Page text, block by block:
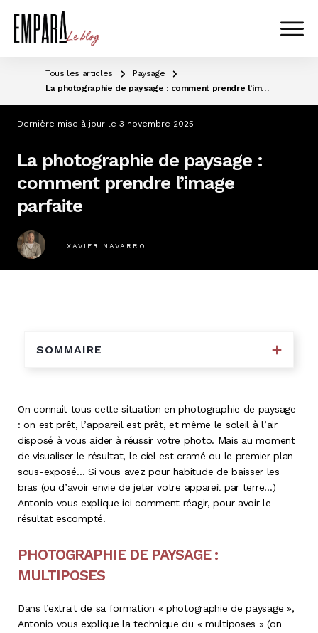
Tous les articles
Paysage
La photographie de paysage : comment prendre l’image parfaite
Dernière mise à jour le 3 novembre 2025
La photographie de paysage :
comment prendre l’image
parfaite
XAVIER NAVARRO
On connait tous cette situation en photographie de paysage
: on est prêt, l’appareil est prêt, et même le soleil à l’air
disposé à vous aider à réussir votre photo. Mais au moment
de visualiser le résultat, le ciel est cramé ou le premier plan
sous-exposé… Si vous avez pour habitude de baisser les
bras (ou d’avoir envie de jeter votre appareil par terre…)
Antonio vous explique ici comment réagir, pour avoir le
résultat escompté.
PHOTOGRAPHIE DE PAYSAGE :
MULTIPOSES
Dans l’extrait de sa formation « photographie de paysage »,
Antonio vous explique la technique du « multiposes » (on
SOMMAIRE